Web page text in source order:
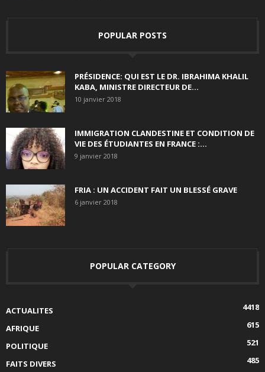
POPULAR POSTS
PRÉSIDENCE: QUI EST LE DR. IBRAHIMA KHALIL
KABA, MINISTRE DIRECTEUR DE...
10 janvier 2018
IMMIGRATION CLANDESTINE ET CONDITION DE
VIE DES ÉTUDIANTES EN FRANCE :...
9 janvier 2018
FRIA : UN ACCIDENT FAIT UN BLESSÉ GRAVE
6 janvier 2018
POPULAR CATEGORY
ACTUALITES
4418
AFRIQUE
615
POLITIQUE
521
FAITS DIVERS
485